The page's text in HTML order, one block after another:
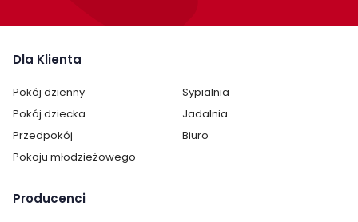
Dla Klienta
Pokój dzienny
Sypialnia
Pokój dziecka
Jadalnia
Przedpokój
Biuro
Pokoju młodzieżowego
Producenci